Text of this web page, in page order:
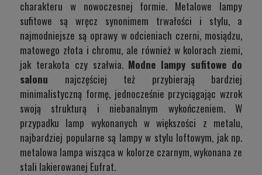
charakteru w nowoczesnej formie. Metalowe lampy
sufitowe są wręcz synonimem trwałości i stylu, a
najmodniejsze są oprawy w odcieniach czerni, mosiądzu,
matowego złota i chromu, ale również w kolorach ziemi,
jak terakota czy szałwia. Modne lampy sufitowe do
salonu najczęściej też przybierają bardziej
minimalistyczną formę, jednocześnie przyciągając wzrok
swoją strukturą i niebanalnym wykończeniem. W
przypadku lamp wykonanych w większości z metalu,
najbardziej popularne są lampy w stylu loftowym, jak np.
metalowa lampa wisząca w kolorze czarnym, wykonana ze
stali lakierowanej Eufrat.